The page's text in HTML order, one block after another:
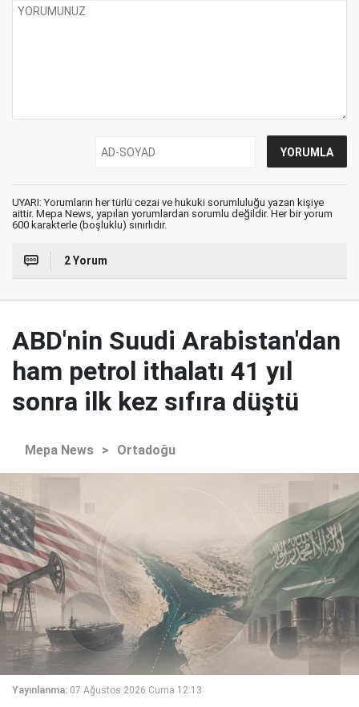
UYARI: Yorumların her türlü cezai ve hukuki sorumluluğu yazan kişiye
aittir. Mepa News, yapılan yorumlardan sorumlu değildir. Her bir yorum
600 karakterle (boşluklu) sınırlıdır.
2 Yorum
ABD'nin Suudi Arabistan'dan
ham petrol ithalatı 41 yıl
sonra ilk kez sıfıra düştü
Mepa News > Ortadoğu
Yayınlanma: 07 Ağustos 2026 Cuma 12:13